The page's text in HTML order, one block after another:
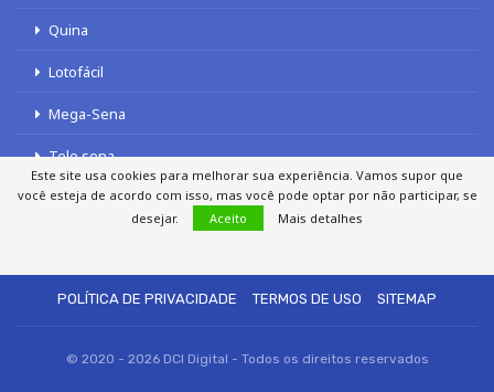
Quina
Lotofácil
Mega-Sena
Tele sena
POLÍTICA DE PRIVACIDADE
TERMOS DE USO SITEMAP
© 2020 - 2026 DCI Digital - Todos os direitos reservados
Este site usa cookies para melhorar sua experiência. Vamos supor que
você esteja de acordo com isso, mas você pode optar por não participar, se
desejar.
Aceito Mais detalhes